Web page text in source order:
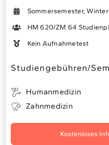
Sommersemester,
HM 620/ZM 64
Kein Aufnahmetest
Studiengebühren/
Humanmedizin
Zahnmedizin
Kostenloses